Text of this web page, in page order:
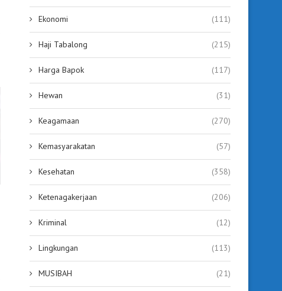
Balogo Pasutri Banua Enam Plus,
Pererat Silaturahmi Lewat...
July 17, 2026
Semarak HUT RI ke-81,
Tabalong Gelar
July 15, 2026
Ekonomi (111)
Haji Tabalong (215)
Harga Bapok (117)
Hewan (31)
Keagamaan (270)
Kemasyarakatan (57)
Kesehatan (358)
Ketenagakerjaan (206)
Kriminal (12)
Lingkungan (113)
MUSIBAH (21)